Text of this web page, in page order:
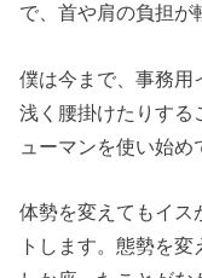
で、首や肩の負担が
僕は今まで、事務用
浅く腰掛けたりする
ューマンを使い始め
体勢を変えてもイス
トします。態勢を